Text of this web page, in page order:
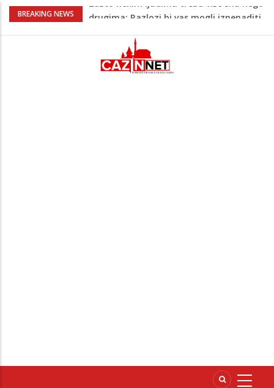
BREAKING NEWS
Barbarez o igračima iz dijaspore: Da su
"birali", a ne pripadali
Cazin: Bećirović i Ogrešević otvorili Muzej
„Kuća Nurije Pozderca“